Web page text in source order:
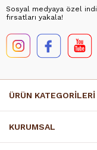
Sosyal medyaya özel
fırsatları yakala!
ÜRÜN KATEGORİLERİ
KURUMSAL